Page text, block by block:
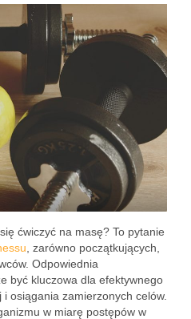
ćwiczyć na masę? To pytanie
, zarówno początkujących,
Odpowiednia
być kluczowa dla efektywnego
osiągania zamierzonych celów.
w miarę postępów w